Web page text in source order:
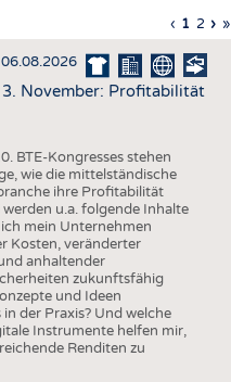
STATISTICS
TERMINE
BRANCHENTERMINE
Seite
‹
Seite
1 Seite
2 › »
06.08.2026
3. November: Profitabilität
BTE-Kongresses stehen
wie die mittelständische
ihre Profitabilität
u.a. folgende Inhalte
mein Unternehmen
Kosten, veränderter
anhaltender
zukunftsfähig
und Ideen
der Praxis? Und welche
Instrumente helfen mir,
Renditen zu